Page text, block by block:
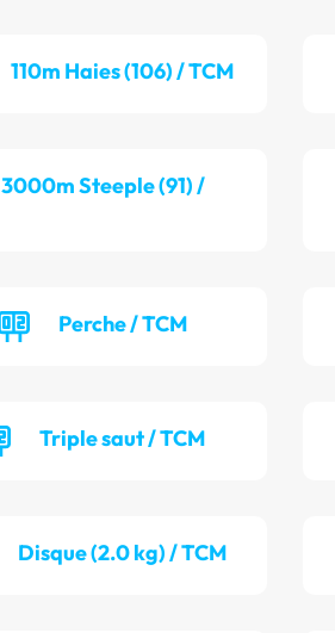
110m Haies (106) / TCM
3000m Steeple (91) /
Perche / TCM
Triple saut / TCM
Disque (2.0 kg) / TCM